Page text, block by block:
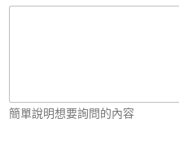
簡單說明想要詢問的內容